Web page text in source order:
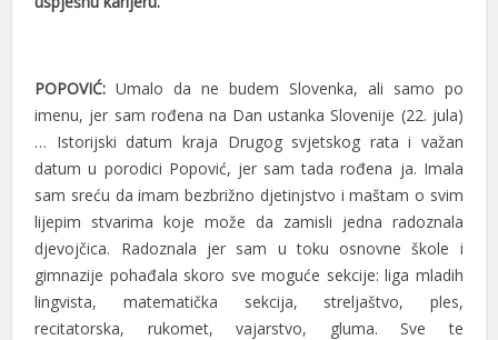
POPOVIĆ:Umalo da ne budem Slovenka, ali samo po
imenu, jer sam rođena na Dan ustanka Slovenije (22. jula)
… Istorijski datum kraja Drugog svjetskog rata i važan
datum u porodici Popović, jer sam tada rođena ja. Imala
sam sreću da imam bezbrižno djetinjstvo i maštam o svim
lijepim stvarima koje može da zamisli jedna radoznala
djevojčica. Radoznala jer sam u toku osnovne škole i
gimnazije pohađala skoro sve moguće sekcije: liga mladih
lingvista, matematička sekcija, streljaštvo, ples,
recitatorska, rukomet, vajarstvo, gluma. Sve te